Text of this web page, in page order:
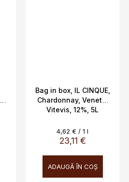
Bag in box, IL CINQUE,
Chardonnay, Veneto,
Vitevis, 12%, 5L
23,11 €
Evaluare
preţ:
4,62 € / 1 l
ADAUGĂ ÎN COŞ